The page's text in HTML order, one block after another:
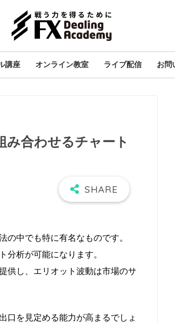
講座 オンライン教室 ライブ配信 お問
み合わせるチャート
の中でも特に有名なものです。
分析が可能になります。
供し、エリオット波動は市場のサ
口を見定める能力が高まるでしょ